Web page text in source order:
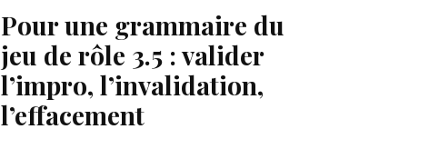
Pour une grammaire du
jeu de rôle 3.5 : valider
l’impro, l’invalidation,
l’effacement